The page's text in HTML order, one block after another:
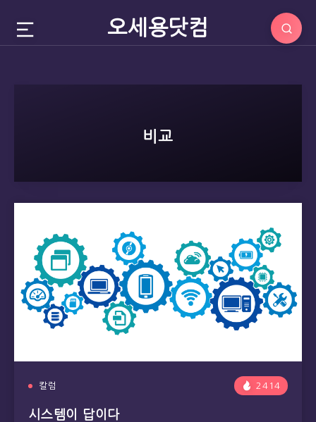
오세용닷컴
비교
칼럼 2414
시스템이 답이다